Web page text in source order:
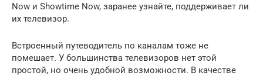
Now и Showtime Now, заранее узнайте, поддерживает ли
их телевизор.
Встроенный путеводитель по каналам тоже не
помешает. У большинства телевизоров нет этой
простой, но очень удобной возможности. В качестве